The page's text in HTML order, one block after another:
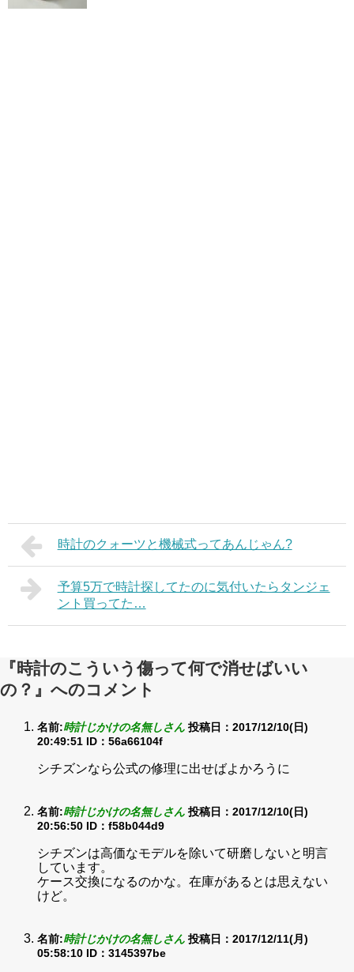
時計のクォーツと機械式ってあんじゃん?
予算5万で時計探してたのに気付いたらタンジェ
ント買ってた…
『時計のこういう傷って何で消せばいい
の？』へのコメント
名前:時計じかけの名無しさん 投稿日：2017/12/10(日)
20:49:51 ID：56a66104f
シチズンなら公式の修理に出せばよかろうに
名前:時計じかけの名無しさん 投稿日：2017/12/10(日)
20:56:50 ID：f58b044d9
シチズンは高価なモデルを除いて研磨しないと明言
しています。
ケース交換になるのかな。在庫があるとは思えない
けど。
名前:時計じかけの名無しさん 投稿日：2017/12/11(月)
05:58:10 ID：3145397be